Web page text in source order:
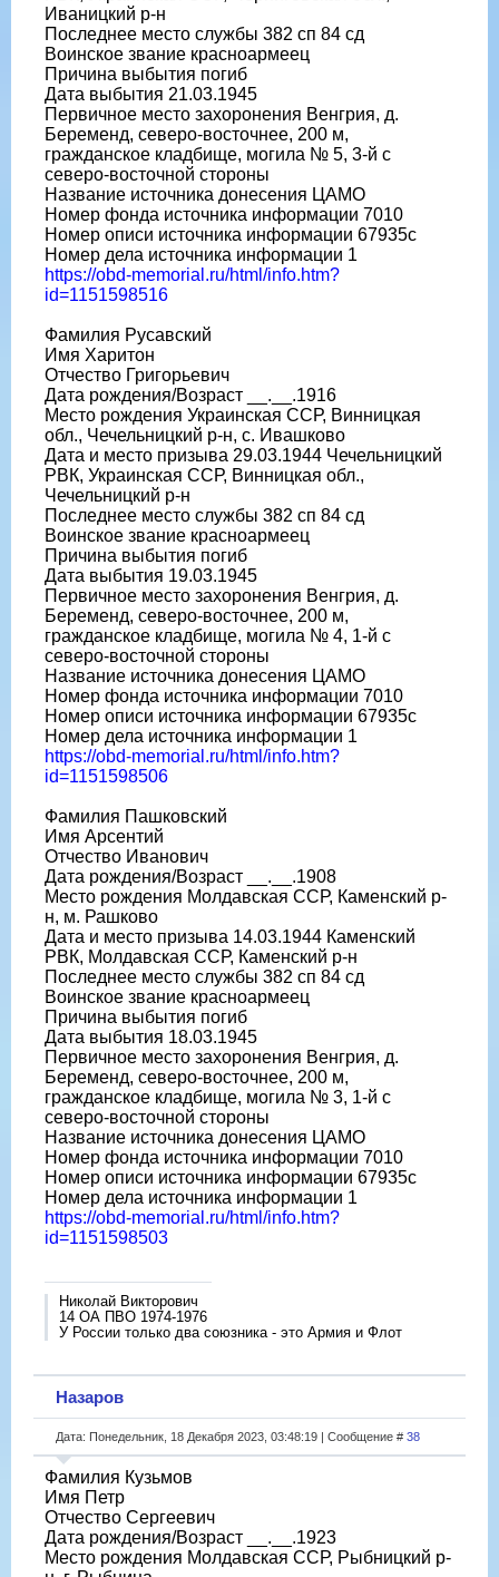
Иваницкий р-н
Последнее место службы 382 сп 84 сд
Воинское звание красноармеец
Причина выбытия погиб
Дата выбытия 21.03.1945
Первичное место захоронения Венгрия, д.
Беременд, северо-восточнее, 200 м,
гражданское кладбище, могила № 5, 3-й с
северо-восточной стороны
Название источника донесения ЦАМО
Номер фонда источника информации 7010
Номер описи источника информации 67935с
Номер дела источника информации 1
https://obd-memorial.ru/html/info.htm?
id=1151598516
Фамилия Русавский
Имя Харитон
Отчество Григорьевич
Дата рождения/Возраст __.__.1916
Место рождения Украинская ССР, Винницкая
обл., Чечельницкий р-н, с. Ивашково
Дата и место призыва 29.03.1944 Чечельницкий
РВК, Украинская ССР, Винницкая обл.,
Чечельницкий р-н
Последнее место службы 382 сп 84 сд
Воинское звание красноармеец
Причина выбытия погиб
Дата выбытия 19.03.1945
Первичное место захоронения Венгрия, д.
Беременд, северо-восточнее, 200 м,
гражданское кладбище, могила № 4, 1-й с
северо-восточной стороны
Название источника донесения ЦАМО
Номер фонда источника информации 7010
Номер описи источника информации 67935с
Номер дела источника информации 1
https://obd-memorial.ru/html/info.htm?
id=1151598506
Фамилия Пашковский
Имя Арсентий
Отчество Иванович
Дата рождения/Возраст __.__.1908
Место рождения Молдавская ССР, Каменский р-
н, м. Рашково
Дата и место призыва 14.03.1944 Каменский
РВК, Молдавская ССР, Каменский р-н
Последнее место службы 382 сп 84 сд
Воинское звание красноармеец
Причина выбытия погиб
Дата выбытия 18.03.1945
Первичное место захоронения Венгрия, д.
Беременд, северо-восточнее, 200 м,
гражданское кладбище, могила № 3, 1-й с
северо-восточной стороны
Название источника донесения ЦАМО
Номер фонда источника информации 7010
Номер описи источника информации 67935с
Номер дела источника информации 1
https://obd-memorial.ru/html/info.htm?
id=1151598503
Николай Викторович
14 ОА ПВО 1974-1976
У России только два союзника - это Армия и Флот
Назаров
Дата: Понедельник, 18 Декабря 2023, 03:48:19 | Сообщение # 38
Фамилия Кузьмов
Имя Петр
Отчество Сергеевич
Дата рождения/Возраст __.__.1923
Место рождения Молдавская ССР, Рыбницкий р-